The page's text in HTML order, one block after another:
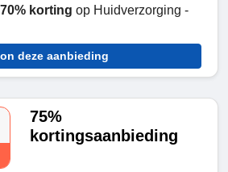
70% korting op Huidverzorging -
deze aanbieding
75%
kortingsaanbieding